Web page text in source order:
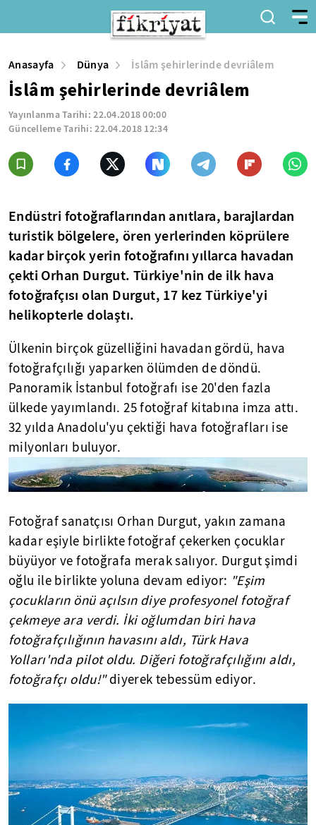
Anasayfa Dünya İslâm şehirlerinde devriâlem
İslâm şehirlerinde devriâlem
Yayınlanma Tarihi:22.04.2018 00:00
Güncelleme Tarihi:22.04.2018 12:34
Endüstri fotoğraflarından anıtlara, barajlardan
turistik bölgelere, ören yerlerinden köprülere
kadar birçok yerin fotoğrafını yıllarca havadan
çekti Orhan Durgut. Türkiye'nin de ilk hava
fotoğrafçısı olan Durgut, 17 kez Türkiye'yi
helikopterle dolaştı.
Ülkenin birçok güzelliğini havadan gördü, hava
fotoğrafçılığı yaparken ölümden de döndü.
Panoramik İstanbul fotoğrafı ise 20'den fazla
ülkede yayımlandı. 25 fotoğraf kitabına imza attı.
32 yılda Anadolu'yu çektiği hava fotoğrafları ise
milyonları buluyor.
Fotoğraf sanatçısı Orhan Durgut, yakın zamana
kadar eşiyle birlikte fotoğraf çekerken çocuklar
büyüyor ve fotoğrafa merak salıyor. Durgut şimdi
oğlu ile birlikte yoluna devam ediyor: "Eşim
çocukların önü açılsın diye profesyonel fotoğraf
çekmeye ara verdi. İki oğlumdan biri hava
fotoğrafçılığının havasını aldı, Türk Hava
Yolları'nda pilot oldu. Diğeri fotoğrafçılığını aldı,
fotoğrafçı oldu!"diyerek tebessüm ediyor.